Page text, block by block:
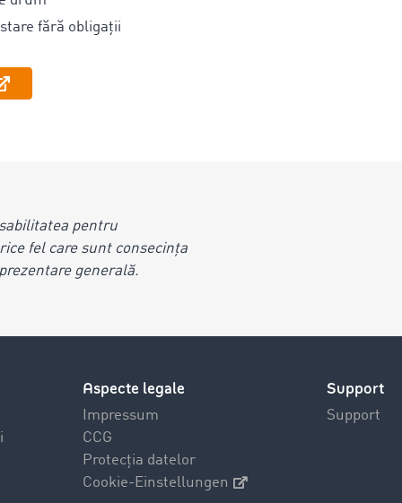
fără obligații
pentru
fel care sunt consecința
generală.
Aspecte legale
Impressum
CCG
Protecția datelor
Cookie-Einstellungen
Support
Support